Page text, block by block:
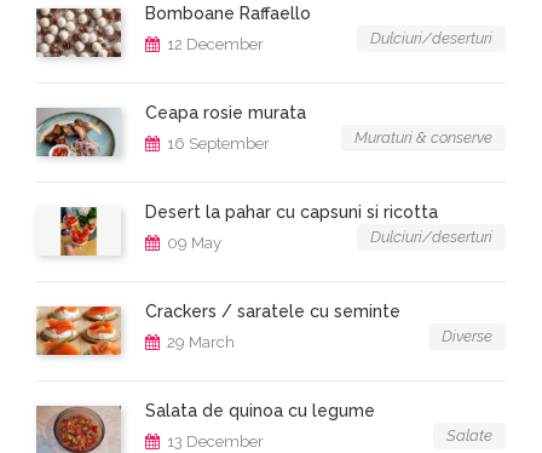
Bomboane Raffaello
12 December Dulciuri/deserturi
Ceapa rosie murata
16 September Muraturi & conserve
Desert la pahar cu capsuni si ricotta
09 May Dulciuri/deserturi
Crackers / saratele cu seminte
29 March Diverse
Salata de quinoa cu legume
13 December Salate